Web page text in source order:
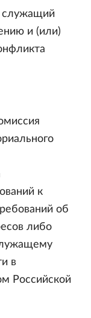
служащий
и (или)
к
об
либо
в
Российской